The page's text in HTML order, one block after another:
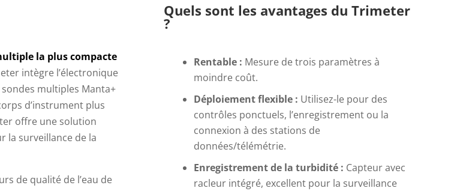
la plus compacte
intègre l’électronique
multiples Manta+
d’instrument plus
offre une solution
la surveillance de la
de qualité de l’eau de
Quels sont les avantages du Trimeter
?
Rentable : Mesure de trois paramètres à
moindre coût.
Déploiement flexible : Utilisez-le pour des
contrôles ponctuels, l’enregistrement ou la
connexion à des stations de
données/télémétrie.
Enregistrement de la turbidité : Capteur avec
racleur intégré, excellent pour la surveillance